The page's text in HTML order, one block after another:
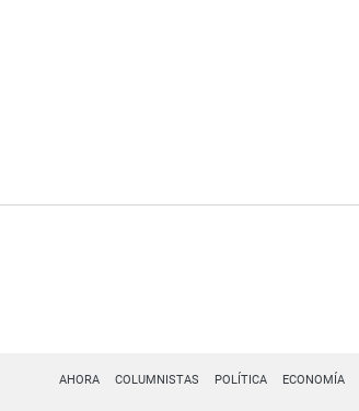
AHORA COLUMNISTAS POLÍTICA ECONOMÍA